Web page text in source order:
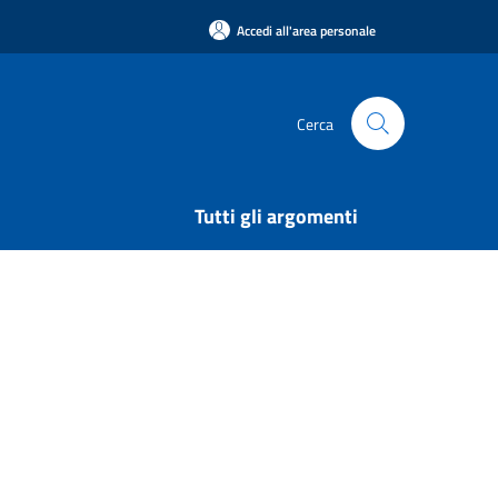
Accedi all'area personale
Cerca
Tutti gli argomenti